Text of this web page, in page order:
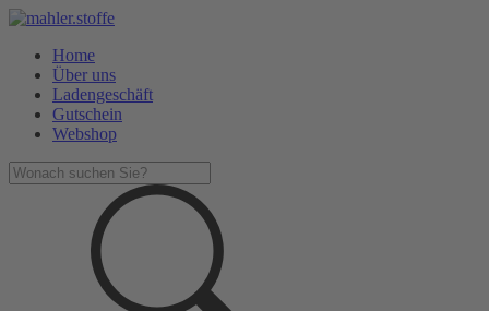
Home
Über uns
Ladengeschäft
Gutschein
Webshop